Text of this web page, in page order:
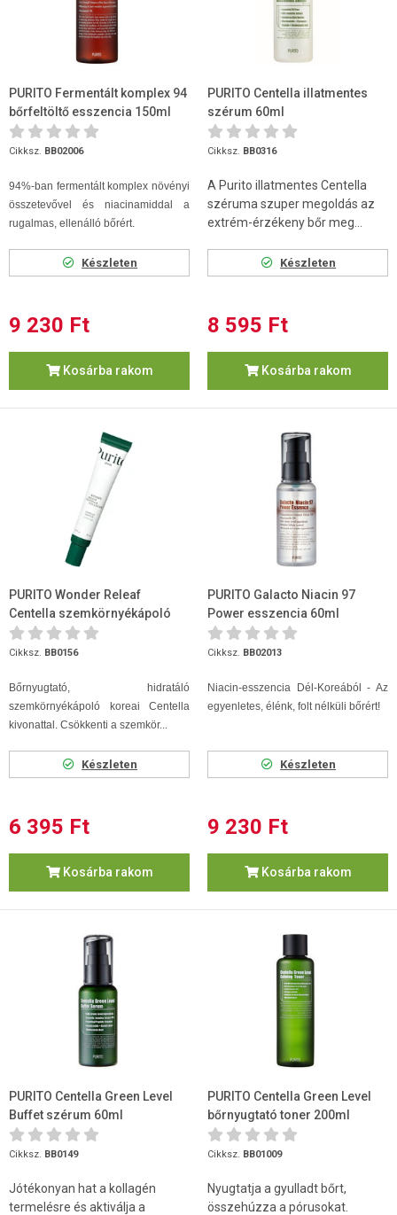
PURITO Fermentált komplex 94
bőrfeltöltő esszencia 150ml
Cikksz. BB02006
94%-ban fermentált komplex növényi
összetevővel és niacinamiddal a
rugalmas, ellenálló bőrért.
Készleten
9 230 Ft
Kosárba rakom
PURITO Centella illatmentes
szérum 60ml
Cikksz. BB0316
A Purito illatmentes Centella
széruma szuper megoldás az
extrém-érzékeny bőr meg...
Készleten
8 595 Ft
Kosárba rakom
PURITO Wonder Releaf
Centella szemkörnyékápoló
krém 30ml
Cikksz. BB0156
Bőrnyugtató, hidratáló
szemkörnyékápoló koreai Centella
kivonattal. Csökkenti a szemkör...
Készleten
6 395 Ft
Kosárba rakom
PURITO Galacto Niacin 97
Power esszencia 60ml
Cikksz. BB02013
Niacin-esszencia Dél-Koreából - Az
egyenletes, élénk, folt nélküli bőrért!
Készleten
9 230 Ft
Kosárba rakom
PURITO Centella Green Level
Buffet szérum 60ml
Cikksz. BB0149
Jótékonyan hat a kollagén
termelésre és aktiválja a
PURITO Centella Green Level
bőrnyugtató toner 200ml
Cikksz. BB01009
Nyugtatja a gyulladt bőrt,
összehúzza a pórusokat.